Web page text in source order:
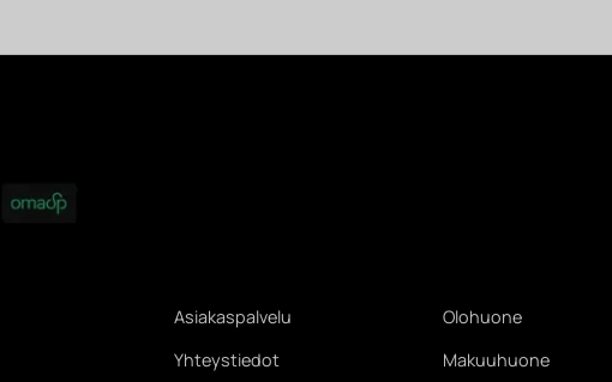
Asiakaspalvelu
Yhteystiedot
Olohuone
Makuuhuone